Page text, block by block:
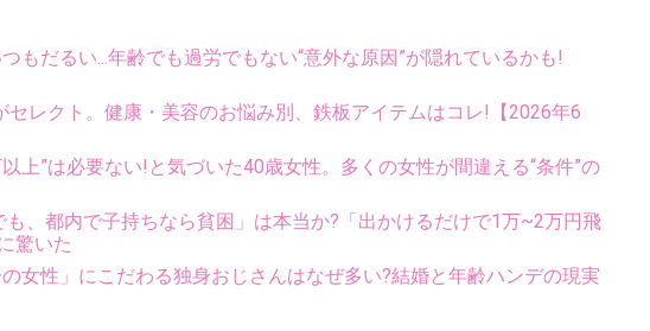
もだるい...年齢でも過労でもない“意外な原因”が隠れているかも!
レクト。健康・美容のお悩み別、鉄板アイテムはコレ!【2026年6
上”は必要ない!と気づいた40歳女性。多くの女性が間違える“条件”の
、都内で子持ちなら貧困」は本当か?「出かけるだけで1万~2万円飛
驚いた
女性」にこだわる独身おじさんはなぜ多い?結婚と年齢ハンデの現実